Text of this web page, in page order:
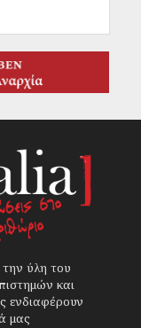
ύλη του
και
ενδιαφέρουν
μας